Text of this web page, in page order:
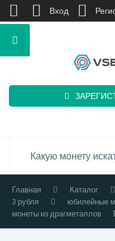
Главная Каталог
3 рубля
юбилейные
монеты из драгметаллов
Вход